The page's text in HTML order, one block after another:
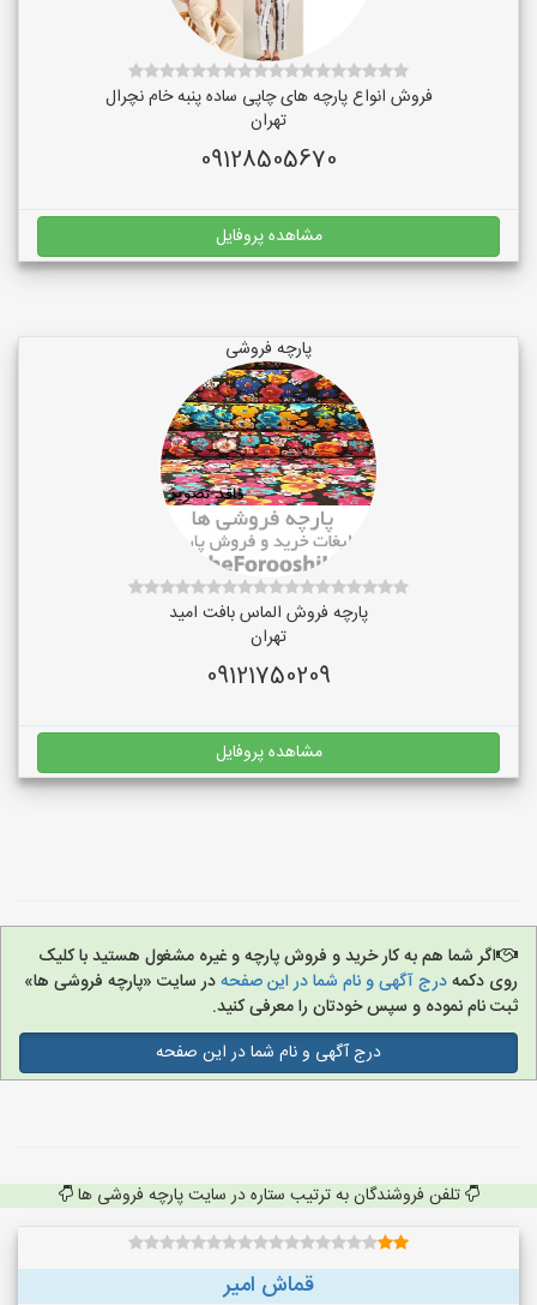
فروش انواع پارچه های چاپی ساده پنبه خام نچرال
تهران
09128505670
مشاهده پروفایل
پارچه فروشی
پارچه فروش الماس بافت امید
تهران
09121750209
مشاهده پروفایل
اگر شما هم به کار خرید و فروش پارچه و غیره مشغول هستید با کلیک
روی دکمهدرج آگهی و نام شما در این صفحهدر سایت «پارچه فروشی ها»
ثبت نام نموده و سپس خودتان را معرفی کنید.
درج آگهی و نام شما در این صفحه
تلفن فروشندگان به ترتیب ستاره در سایت پارچه فروشی ها
قماش امیر